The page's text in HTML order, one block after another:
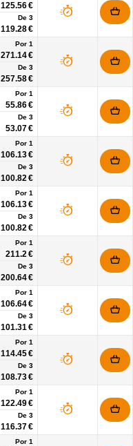
125.56 €
De 3
119.28 €
Por 1
271.14 €
De 3
257.58 €
Por 1
55.86 €
De 3
53.07 €
Por 1
106.13 €
De 3
100.82 €
Por 1
106.13 €
De 3
100.82 €
Por 1
211.2 €
De 3
200.64 €
Por 1
106.64 €
De 3
101.31 €
Por 1
114.45 €
De 3
108.73 €
Por 1
122.49 €
De 3
116.37 €
Por 1